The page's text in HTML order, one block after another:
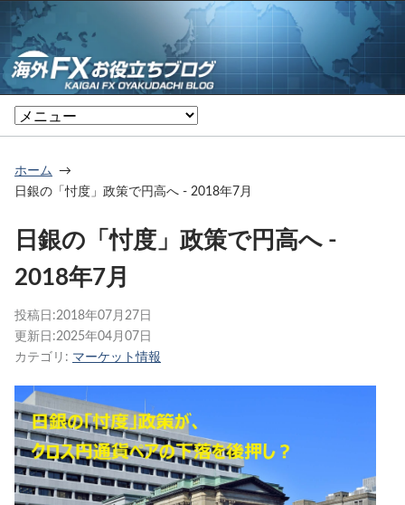
ホーム
日銀の「忖度」政策で円高へ - 2018年7月
日銀の「忖度」政策で円高へ -
2018年7月
投稿日:2018年07月27日
更新日:2025年04月07日
カテゴリ: マーケット情報